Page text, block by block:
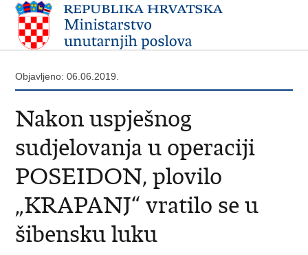
Objavljeno: 06.06.2019.
Nakon uspješnog
sudjelovanja u operaciji
POSEIDON, plovilo
„KRAPANJ“ vratilo se u
šibensku luku